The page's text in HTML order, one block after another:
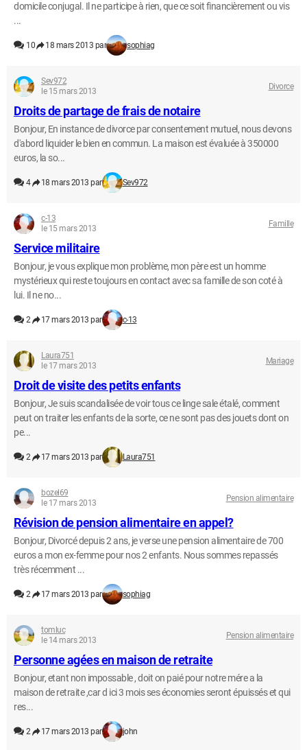
domicile conjugal. Il ne participe à rien, que ce soit financièrement ou vis
...
10 18 mars 2013 par sophiag
Sev972
le 15 mars 2013
Divorce
Droits de partage de frais de notaire
Bonjour, En instance de divorce par consentement mutuel, nous devons
d'abord liquider le bien en commun. La maison est évaluée à 350000
euros, la so...
4 18 mars 2013 par Sev972
c-13
le 15 mars 2013
Famille
Service militaire
Bonjour, je vous explique mon problème, mon père est un homme
mystérieux qui reste toujours en contact avec sa famille de son coté à
lui. Il ne no...
2 17 mars 2013 par c-13
Laura751
le 17 mars 2013
Mariage
Droit de visite des petits enfants
Bonjour, Je suis scandalisée de voir tous ce linge sale étalé, comment
peut on traiter les enfants de la sorte, ce ne sont pas des jouets dont on
pe...
2 17 mars 2013 par Laura751
bozel69
le 17 mars 2013
Pension alimentaire
Révision de pension alimentaire en appel?
Bonjour, Divorcé depuis 2 ans, je verse une pension alimentaire de 700
euros a mon ex-femme pour nos 2 enfants. Nous sommes repassés
très récemment ...
2 17 mars 2013 par sophiag
tomluc
le 14 mars 2013
Pension alimentaire
Personne agées en maison de retraite
Bonjour, etant non impossable , doit on paié pour notre mére a la
maison de retraite ,car d ici 3 mois ses économies seront épuissés et qui
res...
2 17 mars 2013 par john